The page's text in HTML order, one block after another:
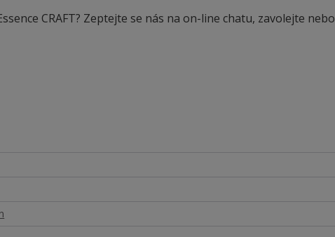
CRAFT? Zeptejte se nás na on-line chatu, zavolejte nebo